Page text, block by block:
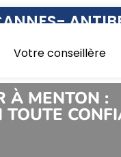
Votre conseillère
À MENTON :